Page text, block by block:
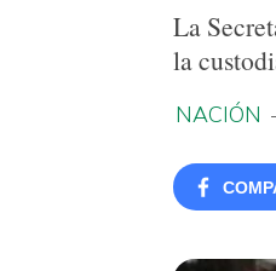
La
la
NACIÓN